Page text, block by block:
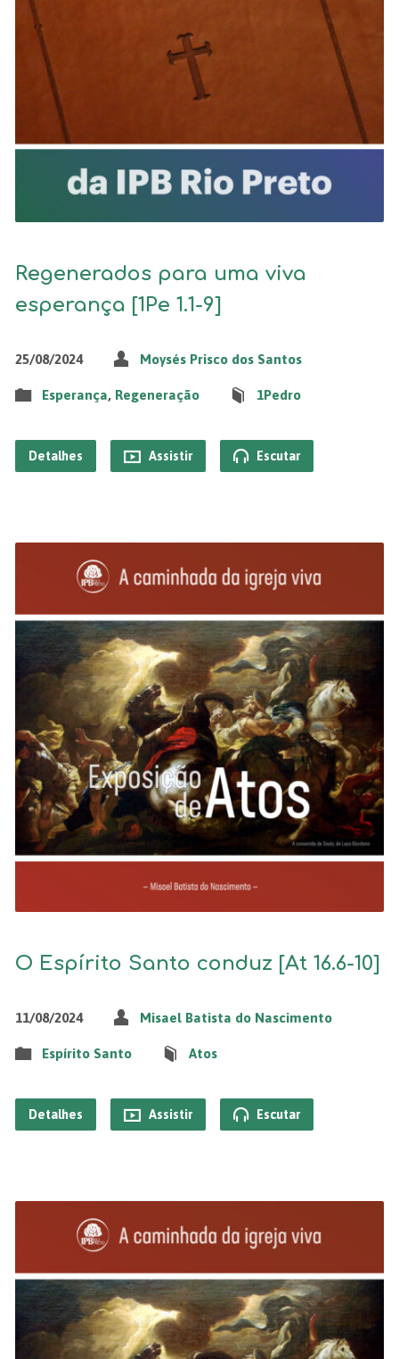
Regenerados para uma viva
esperança [1Pe 1.1-9]
25/08/2024 Moysés Prisco dos Santos
Esperança, Regeneração 1Pedro
Detalhes Assistir Escutar
O Espírito Santo conduz [At 16.6-10]
11/08/2024 Misael Batista do Nascimento
Espírito Santo Atos
Detalhes Assistir Escutar